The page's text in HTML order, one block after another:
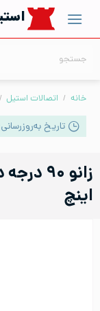
content
خانه / اتصالات استیل /
تاریخ
اینچ